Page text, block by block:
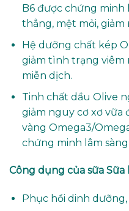
B6 được chứng minh
thẳng, mệt mỏi, giảm
Hệ dưỡng chất kép
giảm tình trạng viêm
miễn dịch.
Tinh chất dầu Olive
giảm nguy cơ xơ vữa
vàng Omega3/
chứng minh lâm
Công dụng của sữa Sữa
Phục hồi dinh